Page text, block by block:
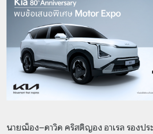
นายฌ็อง–ดาวิด คริสติญอง อาเรล รองปร